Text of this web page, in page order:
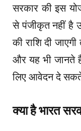
सरकार की इस
से पंजीकृत नहीं है
की राशि दी
और यह भी जानते
लिए आवेदन दे
क्या है भारत